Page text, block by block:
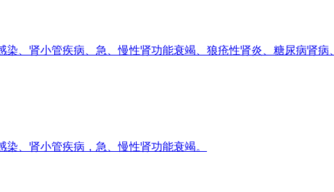
染、肾小管疾病、急、慢性肾功能衰竭、狼疮性肾炎、糖尿病肾
、肾小管疾病，急、慢性肾功能衰竭。